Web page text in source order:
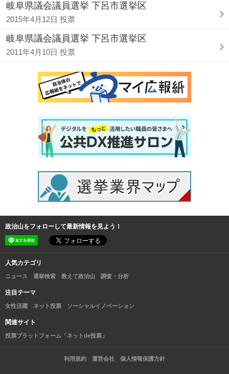
岐阜県議会議員選挙 下呂市選挙区
2015年4月12日 投票
岐阜県議会議員選挙 下呂市選挙区
2011年4月10日 投票
政治山をフォローして最新情報を見よう！
人気カテゴリ
ニュース 選挙検索 教えて政治山 調査・分析
注目テーマ
女性活躍 ネット投票 ソーシャルイノベーション
関連サイト
投票プラットフォーム「ネットde投票」
利用規約 運営会社 個人情報保護方針